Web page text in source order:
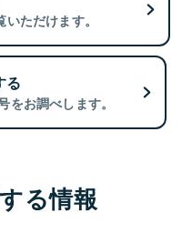
ただけます。
る
をお調べします。
る情報